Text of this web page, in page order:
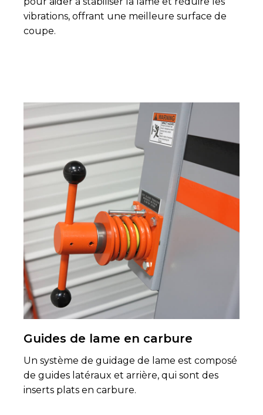
vibrations, offrant une meilleure surface de
coupe.
Guides de lame en carbure
Un système de guidage de lame est composé
de guides latéraux et arrière, qui sont des
inserts plats en carbure.